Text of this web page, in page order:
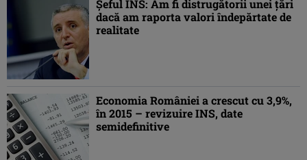
Şeful INS: Am fi distrugătorii unei ţări
dacă am raporta valori îndepărtate de
realitate
Economia României a crescut cu 3,9%,
în 2015 – revizuire INS, date
semidefinitive